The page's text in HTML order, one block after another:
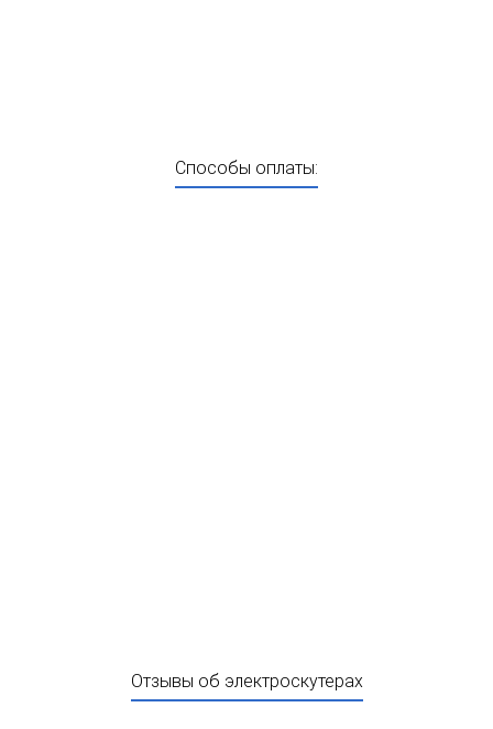
Способы оплаты:
Отзывы об электроскутерах